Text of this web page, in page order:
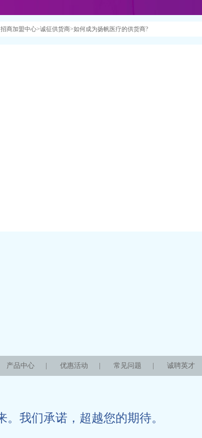
商加盟中心>诚征供货商>如何成为扬帆医疗的供货商?
产品中心 优惠活动 常见问题 诚聘英才
我们承诺，超越您的期待。